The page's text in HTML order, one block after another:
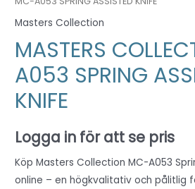
Masters Collection
MASTERS
A053 SPRING
KNIFE
Logga in för att se pris
Köp Masters Collection MC-A053
online – en högkvalitativ och pålitlig